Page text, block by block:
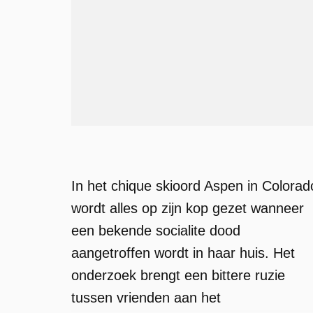
In het chique skioord Aspen in
wordt alles op zijn kop gezet wanneer
een bekende socialite dood
aangetroffen wordt in haar huis. Het
onderzoek brengt een bittere ruzie
tussen vrienden aan het